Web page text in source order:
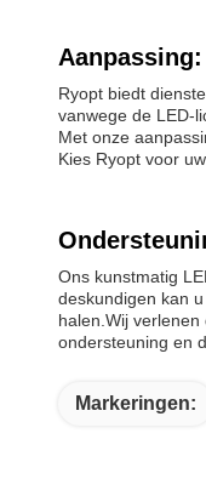
Aanpassing:
Ryopt biedt
vanwege de LED-
Met onze
Kies Ryopt voor
Ons kunstmatig
deskundigen kan
halen.Wij
ondersteuning en
Markeringen: